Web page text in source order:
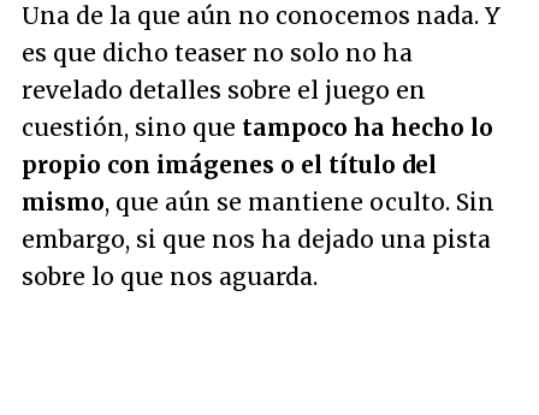
Una de la que aún no conocemos nada. Y
es que dicho teaser no solo no ha
revelado detalles sobre el juego en
cuestión, sino que tampoco ha hecho lo
propio con imágenes o el título del
mismo, que aún se mantiene oculto. Sin
embargo, si que nos ha dejado una pista
sobre lo que nos aguarda.